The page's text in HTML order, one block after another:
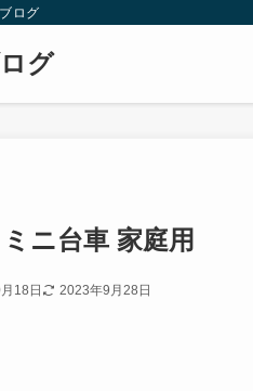
ログ
グ
ニ台車 家庭用
18日 2023年9月28日